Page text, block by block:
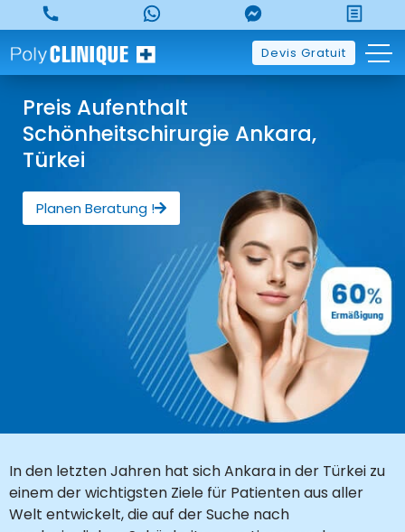
Devis Gratuit
Preis Aufenthalt
Schönheitschirurgie Ankara,
Türkei
Planen Beratung !
In den letzten Jahren hat sich Ankara in der Türkei zu
einem der wichtigsten Ziele für Patienten aus aller
Welt entwickelt, die auf der Suche nach